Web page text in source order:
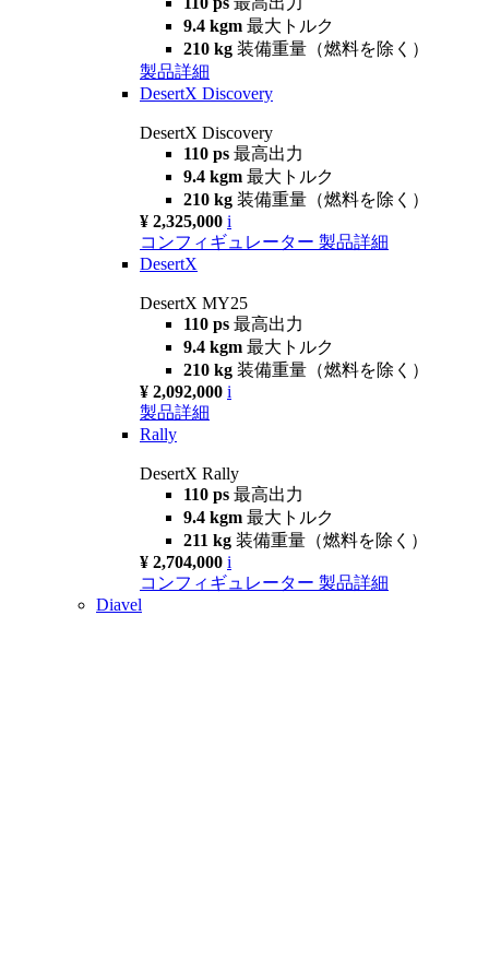
9.4 kgm 最大トルク
210 kg 装備重量（燃料を除く）
製品詳細
DesertX Discovery
DesertX Discovery
110 ps 最高出力
9.4 kgm 最大トルク
210 kg 装備重量（燃料を除く）
¥ 2,325,000 i
コンフィギュレーター 製品詳細
DesertX
DesertX MY25
110 ps 最高出力
9.4 kgm 最大トルク
210 kg 装備重量（燃料を除く）
¥ 2,092,000 i
製品詳細
Rally
DesertX Rally
110 ps 最高出力
9.4 kgm 最大トルク
211 kg 装備重量（燃料を除く）
¥ 2,704,000 i
コンフィギュレーター 製品詳細
Diavel